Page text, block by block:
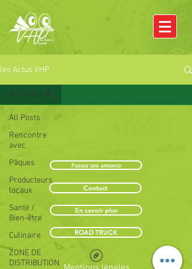
les Actus VHP
All Posts
Rencontre
avec
Pâques
Producteurs
locaux
Santé /
Bien-être
Culinaire
ZONE DE
DISTRIBUTION
All Posts
Passez une annonce
Contact
En savoir plus
ROAD TRUCK